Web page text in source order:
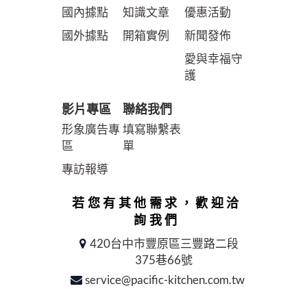
國內據點
國外據點
知識文章
開箱實例
優惠活動
新聞發佈
愛與幸福守
護
影片專區
形象廣告專
區
專訪報導
聯絡我們
填寫聯繫表
單
若您有其他需求，歡迎洽
詢我們
420台中市豐原區三豐路二段
375巷66號
service@pacific-kitchen.com.tw